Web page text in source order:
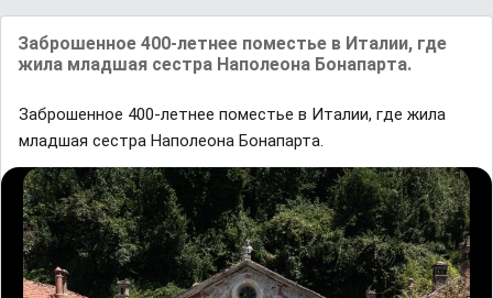
Заброшенное 400-летнее поместье в Италии, где
жила младшая сестра Наполеона Бонапарта.
Заброшенное 400-летнее поместье в Италии, где жила
младшая сестра Наполеона Бонапарта.